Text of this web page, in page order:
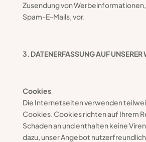
Zusendung von
Spam-E-Mails, vor.
3. DATENERFASSUNG AUF UNSERER
Cookies
Die Internetseiten verwenden
Cookies. Cookies richten auf Ihrem
Schaden an und enthalten keine
dazu, unser Angebot